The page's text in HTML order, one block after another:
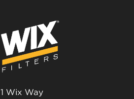
1 Wix Way